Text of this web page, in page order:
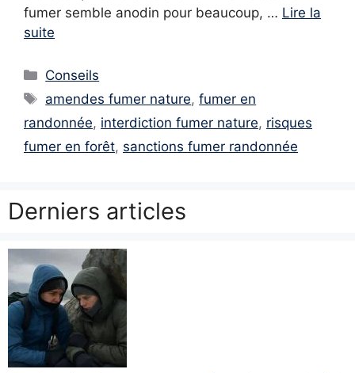
fumer semble anodin pour beaucoup, … Lire la
suite
Catégories
Conseils
Étiquettes
amendes fumer nature,fumer en
randonnée, interdiction fumer nature, risques
fumer en forêt, sanctions fumer randonnée
Derniers articles